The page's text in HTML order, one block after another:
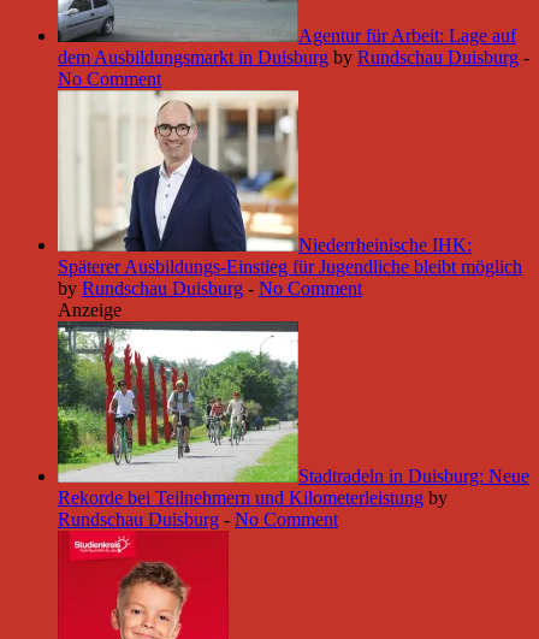
Agentur für Arbeit: Lage auf
dem Ausbildungsmarkt in Duisburg by Rundschau Duisburg -
No Comment
Niederrheinische IHK:
Späterer Ausbildungs-Einstieg für Jugendliche bleibt möglich
by Rundschau Duisburg - No Comment
Anzeige
Stadtradeln in Duisburg: Neue
Rekorde bei Teilnehmern und Kilometerleistung by
Rundschau Duisburg - No Comment